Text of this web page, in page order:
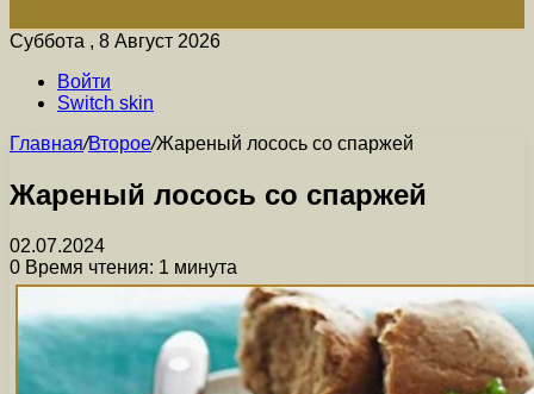
Суббота , 8 Август 2026
Войти
Switch skin
Главная/Второе/Жареный лосось со спаржей
Жареный лосось со спаржей
02.07.2024
0 Время чтения: 1 минута